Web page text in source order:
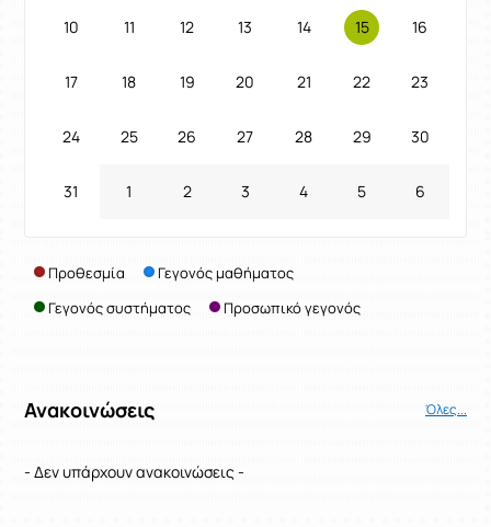
10 11 12 13 14 15 16
17 18 19 20 21 22 23
24 25 26 27 28 29 30
31 1 2 3 4 5 6
Προθεσμία
Γεγονός μαθήματος
Γεγονός συστήματος
Προσωπικό γεγονός
Ανακοινώσεις Όλες...
- Δεν υπάρχουν ανακοινώσεις -